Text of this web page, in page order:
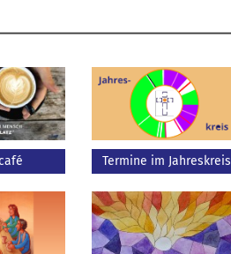
Termine im Jahreskreis